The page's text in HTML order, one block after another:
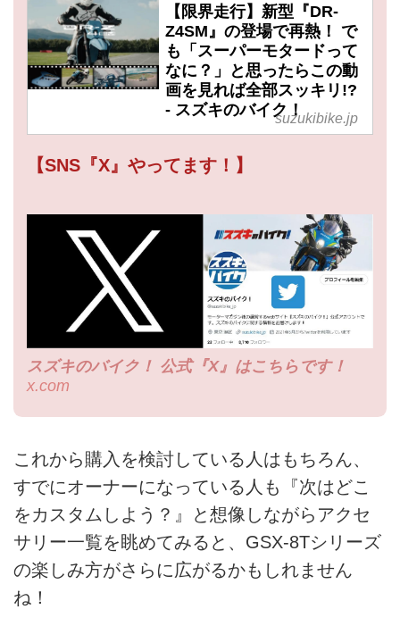
【限界走行】新型『DR-
Z4SM』の登場で再熱！ で
も「スーパーモタードって
なに？」と思ったらこの動
画を見れば全部スッキリ!?
- スズキのバイク！suzukibike.jp
【SNS『X』やってます！】
スズキのバイク！ 公式『X』はこちらです！
x.com
これから購入を検討している人はもちろん、
すでにオーナーになっている人も『次はどこ
をカスタムしよう？』と想像しながらアクセ
サリー一覧を眺めてみると、GSX-8Tシリーズ
の楽しみ方がさらに広がるかもしれません
ね！